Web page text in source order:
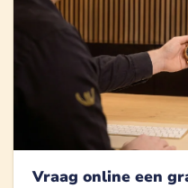
Vraag online een